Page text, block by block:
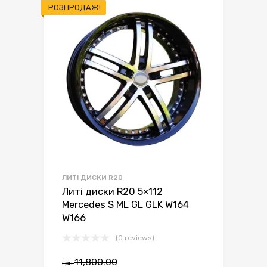
РОЗПРОДАЖ!
ЛИТІ ДИСКИ R20
Литі диски R20 5×112
Mercedes S ML GL GLK W164
W166
(0 reviews)
грн.11,800.00Оригінальна
Поточна